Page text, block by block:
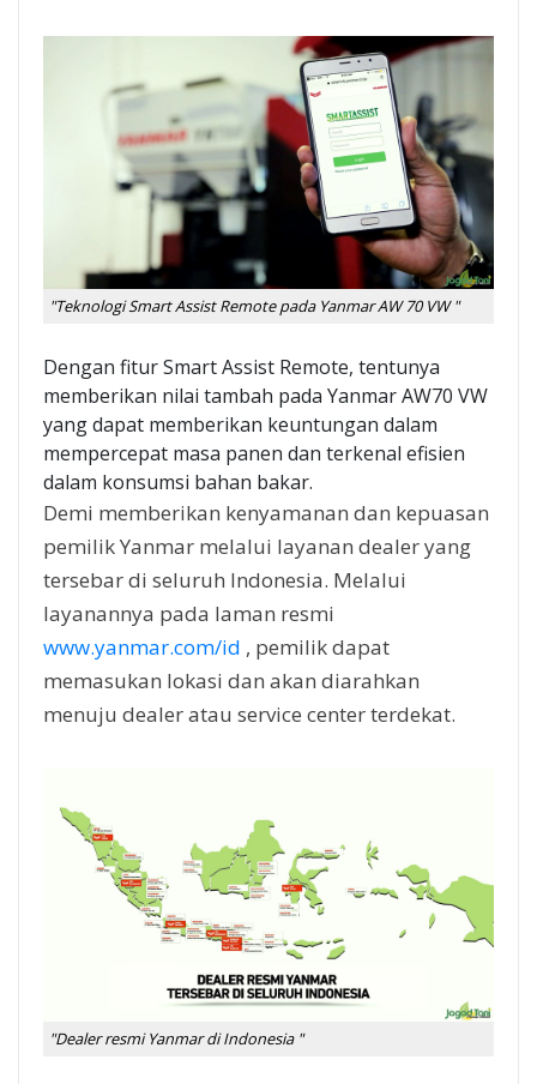
"Teknologi Smart Assist Remote pada Yanmar AW 70 VW "
Dengan fitur Smart Assist Remote, tentunya
memberikan nilai tambah pada Yanmar AW70 VW
yang dapat memberikan keuntungan dalam
mempercepat masa panen dan terkenal efisien
dalam konsumsi bahan bakar.
Demi memberikan kenyamanan dan kepuasan
pemilik Yanmar melalui layanan dealer yang
tersebar di seluruh Indonesia. Melalui
layanannya pada laman resmi
www.yanmar.com/id , pemilik dapat
memasukan lokasi dan akan diarahkan
menuju dealer atau service center terdekat.
"Dealer resmi Yanmar di Indonesia "